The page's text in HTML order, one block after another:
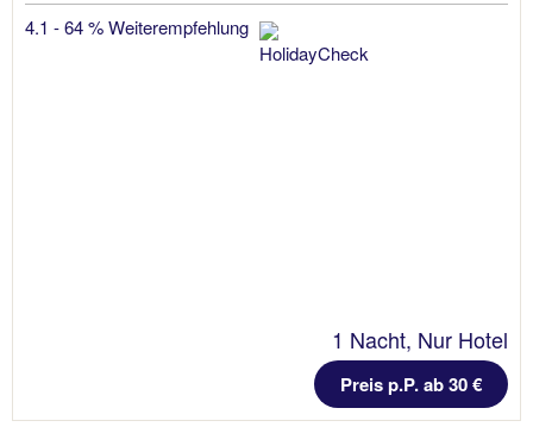
4.1 - 64 % Weiterempfehlung
1 Nacht, Nur Hotel
Preis p.P. ab 30 €